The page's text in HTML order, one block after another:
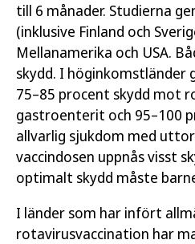
till 6 månader. Studierna
(inklusive Finland och
Mellanamerika och USA.
skydd. I höginkomstländer
75–85 procent skydd mot
gastroenterit och 95–100
allvarlig sjukdom med
vaccindosen uppnås visst
optimalt skydd måste
I länder som har infört
rotavirusvaccination har